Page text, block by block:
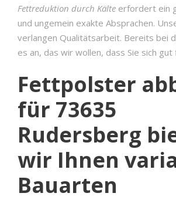
Fettreduktion durch Kälte erfordert ein
und ungemein exakte Absprachen.
verlangen Qualitätsarbeit. Bereits bei
es an, das wir wollen, dass Sie sich gut
Fettpolster
für 73635
Rudersberg
wir Ihnen
Bauarten